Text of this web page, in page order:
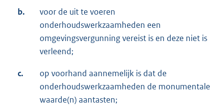
b.
voor de uit te voeren
onderhoudswerkzaamheden een
omgevingsvergunning vereist is en deze niet is
verleend;
c.
op voorhand aannemelijk is dat de
onderhoudswerkzaamheden de monumentale
waarde(n) aantasten;